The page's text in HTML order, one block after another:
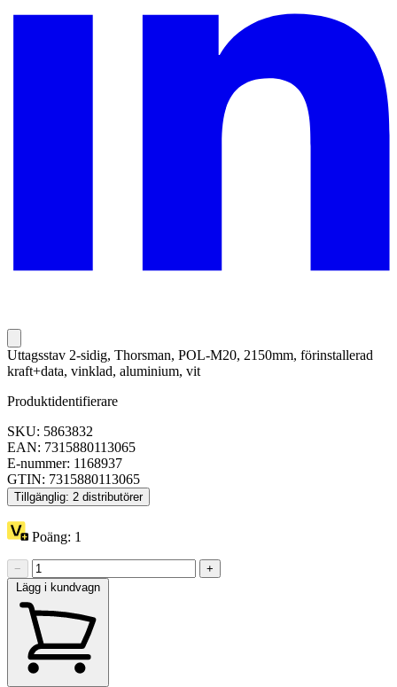
Uttagsstav 2-sidig, Thorsman, POL-M20, 2150mm, förinstallerad
kraft+data, vinklad, aluminium, vit
Produktidentifierare
SKU: 5863832
EAN: 7315880113065
E-nummer: 1168937
GTIN: 7315880113065
Tillgänglig: 2 distributörer
Poäng: 1
−
+
Lägg i kundvagn